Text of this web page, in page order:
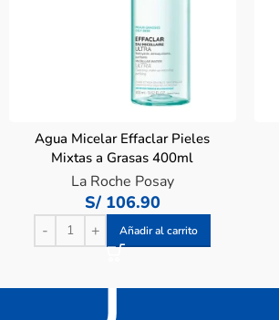
Agua Micelar Effaclar Pieles
Mixtas a Grasas 400ml
La Roche Posay
S/106.90
Añadir al carrito